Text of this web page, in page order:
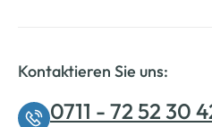
Kontaktieren Sie uns:
0711 - 72 52 30